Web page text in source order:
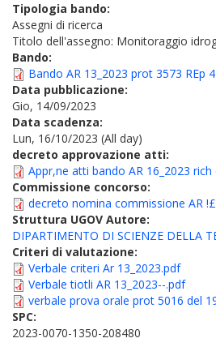
Tipologia bando:
Assegni di ricerca
Titolo dell'assegno: Monitoraggio
Bando:
Bando AR 13_2023 prot 3573 REp
Data pubblicazione:
Gio, 14/09/2023
Data scadenza:
Lun, 16/10/2023 (All day)
decreto approvazione atti:
Appr,ne atti bando AR 16_2023
Commissione concorso:
decreto nomina commissione AR
Struttura UGOV Autore:
DIPARTIMENTO DI SCIENZE DELLA
Criteri di valutazione:
Verbale criteri Ar 13_2023.pdf
Verbale tiotli AR 13_2023--.pdf
verbale prova orale prot 5016 del
SPC:
2023-0070-1350-208480